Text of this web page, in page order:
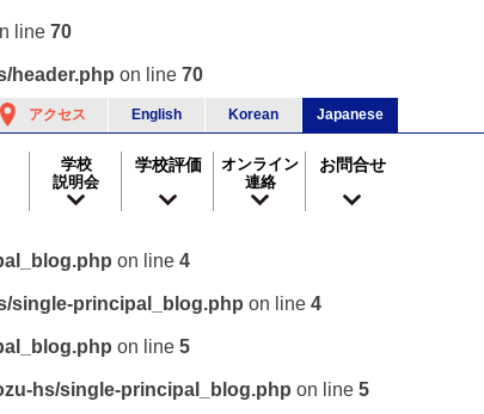
line 70
header.php on line 70
アクセス English Korean Japanese
学校
説明会
学校評価
オンライン
連絡
お問合せ
on line 4
single-principal_blog.php on line 4
on line 5
hs/single-principal_blog.php on line 5